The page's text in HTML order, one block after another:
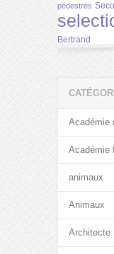
pédestres
Bertrand
Académie
Académie
animaux
Animaux
Architecte